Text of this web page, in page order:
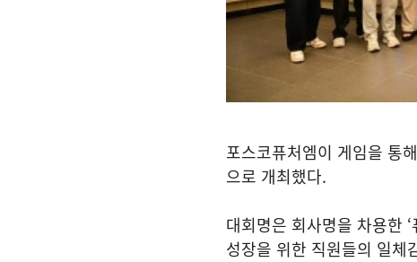
포스코퓨처엠이 게임을 통
으로 개최했다.
대회명은 회사명을 차용한
성장을 위한 직원들의 일체